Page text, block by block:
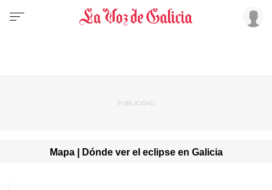
Mapa | Dónde ver el eclipse en Galicia